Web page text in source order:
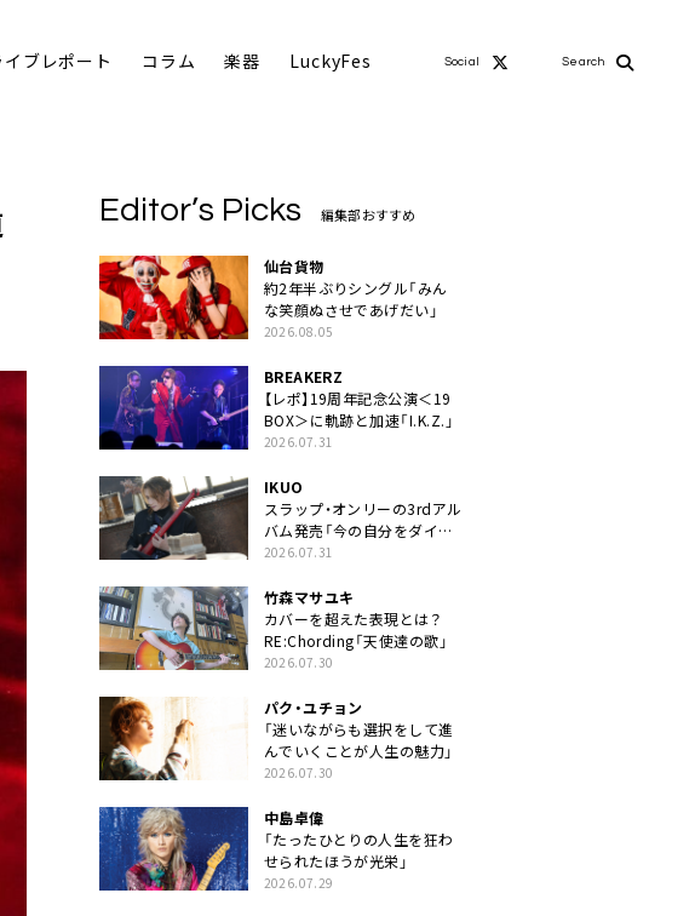
イブレポート コラム 楽器 LuckyFes Social Search
Editor’s Picks 編集部おすすめ
仙台貨物
約2年半ぶりシングル「みん
な笑顔ぬさせであげだい」
2026.08.05
BREAKERZ
【レポ】19周年記念公演＜19
BOX＞に軌跡と加速「I.K.Z.」
2026.07.31
IKUO
スラップ・オンリーの3rdアル
バム発売「今の自分をダイレ
クトに」
2026.07.31
竹森マサユキ
カバーを超えた表現とは？
RE:Chording「天使達の歌」
2026.07.30
パク・ユチョン
「迷いながらも選択をして進
んでいくことが人生の魅力」
2026.07.30
中島卓偉
「たったひとりの人生を狂わ
せられたほうが光栄」
2026.07.29